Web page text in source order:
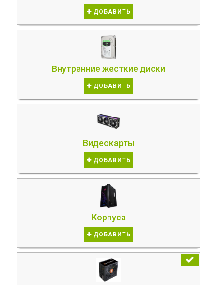
ДОБАВИТЬ
Внутренние жесткие диски
ДОБАВИТЬ
Видеокарты
ДОБАВИТЬ
Корпуса
ДОБАВИТЬ